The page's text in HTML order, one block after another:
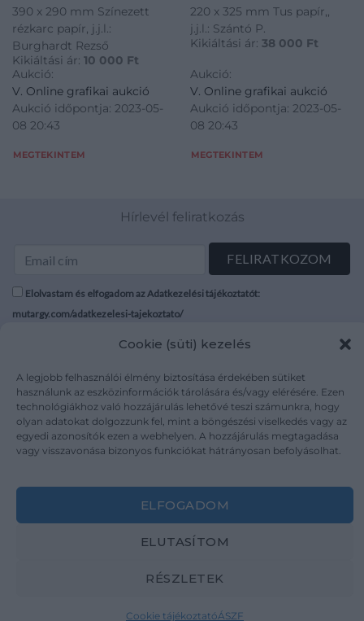
Cookie (süti) kezelés
A legjobb felhasználói élmény biztosítása érdekében sütiket
használunk az eszközinformációk tárolására és/vagy elérésére. Ezen
technológiákhoz való hozzájárulás lehetővé teszi számunkra, hogy
olyan adatokat dolgozzunk fel, mint a böngészési viselkedés vagy az
egyedi azonosítók ezen a webhelyen. A hozzájárulás megtagadása
vagy visszavonása bizonyos funkciókat hátrányosan befolyásolhat.
ELFOGADOM
ELUTASÍTOM
RÉSZLETEK
Cookie tájékoztatóÁSZF
390 x 290 mm Színezett
rézkarc papír, j.j.l.:
Burghardt Rezső
Kikiáltási ár: 10 000 Ft
Aukció:
V. Online grafikai aukció
Aukció időpontja: 2023-05-
08 20:43
MEGTEKINTEM
220 x 325 mm Tus papír,,
j.j.l.: Szántó P.
Kikiáltási ár: 38 000 Ft
Aukció:
V. Online grafikai aukció
Aukció időpontja: 2023-05-
08 20:43
MEGTEKINTEM
Hírlevél feliratkozás
Elolvastam és elfogadom az Adatkezelési tájékoztatót:
mutargy.com/adatkezelesi-tajekoztato/
Médiaajánlat
Karrier
Kapcsolat
Áraink
ÁSZF
Adatvédelem
Impresszum